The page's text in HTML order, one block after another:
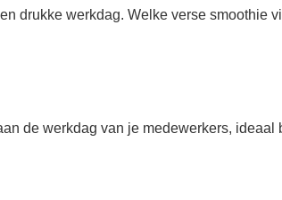
drukke werkdag. Welke verse smoothie
de werkdag van je medewerkers,